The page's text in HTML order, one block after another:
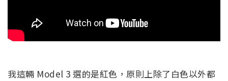
我這輛 Model 3 選的是紅色，原則上除了白色以外都